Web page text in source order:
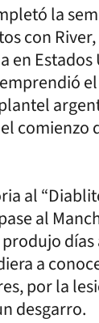
la
con
en Estados
el
comienzo
al
al
días
a
por la
desgarro.